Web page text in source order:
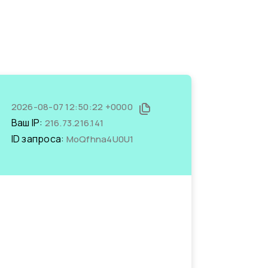
2026-08-07 12:50:22 +0000
Ваш IP: 216.73.216.141
ID запроса: MoQfhna4U0U1